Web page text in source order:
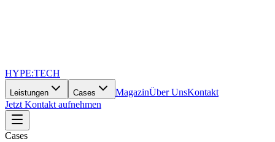
HYPE:TECH
Leistungen Cases MagazinÜber UnsKontakt
Jetzt Kontakt aufnehmen
Cases